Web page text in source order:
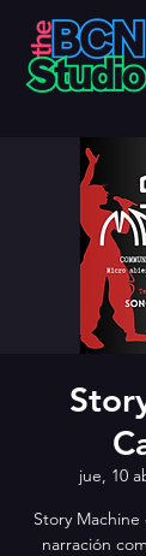
jue, 10
Story
narración